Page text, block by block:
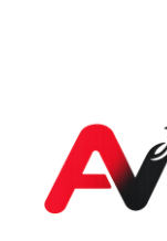
contenido